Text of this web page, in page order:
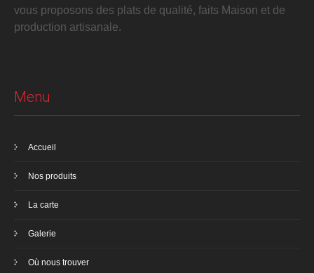
vous proposons des plats de qualité, faits Maison et de
production artisanale.
Menu
Accueil
Nos produits
La carte
Galerie
Où nous trouver